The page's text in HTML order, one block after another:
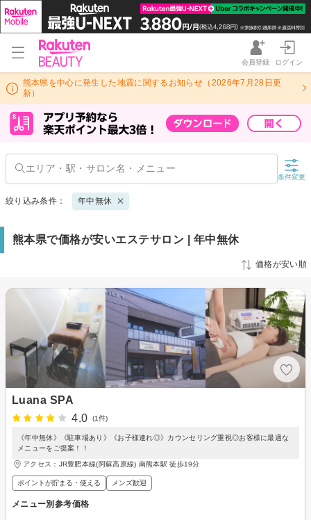
会員登録 ログイン
熊本県を中心に発生した地震に関するお知らせ（2026年7月28日更
新）
条件変更
絞り込み条件： 年中無休
熊本県で価格が安いエステサロン | 年中無休
価格が安い順
Luana SPA
4.0
(1件)
《年中無休》《駐車場あり》《お子様連れ◎》カウンセリング重視◎お客様に最適な
メニューをご提案！！
アクセス：JR豊肥本線(阿蘇高原線) 南熊本駅 徒歩19分
ポイントが貯まる・使える メンズ歓迎
メニュー別参考価格